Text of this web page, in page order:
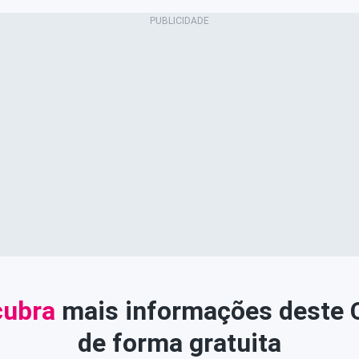
mais informações deste
de forma gratuita